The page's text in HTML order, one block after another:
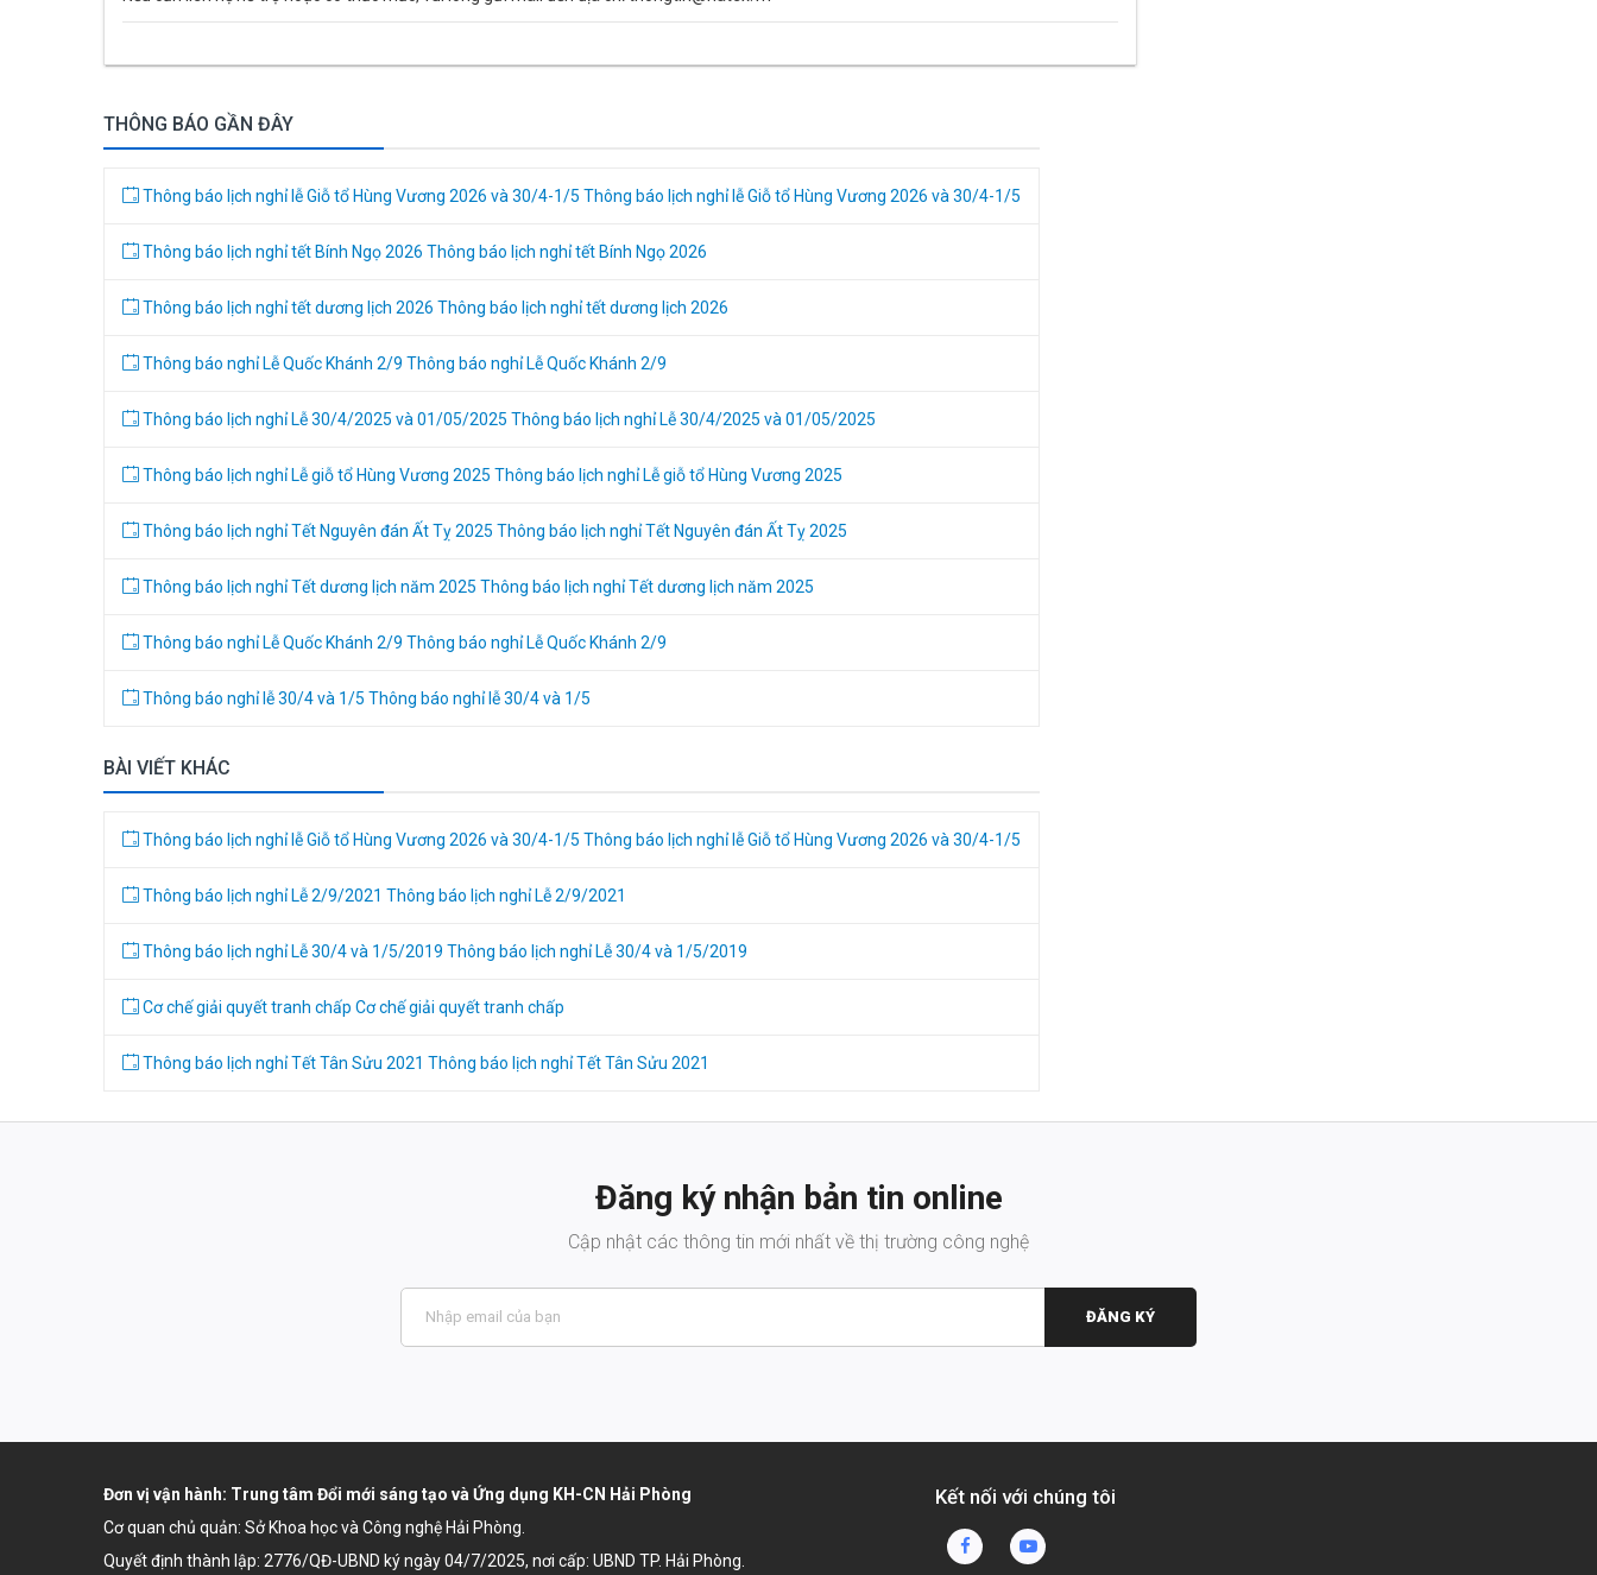
THÔNG BÁO GẦN ĐÂY
Thông báo lịch nghỉ lễ Giỗ tổ Hùng Vương 2026 và 30/4-1/5 Thông báo lịch nghỉ lễ Giỗ tổ Hùng Vương 2026 và 30/4-1/5
Thông báo lịch nghỉ tết Bính Ngọ 2026 Thông báo lịch nghỉ tết Bính Ngọ 2026
Thông báo lịch nghỉ tết dương lịch 2026 Thông báo lịch nghỉ tết dương lịch 2026
Thông báo nghỉ Lễ Quốc Khánh 2/9 Thông báo nghỉ Lễ Quốc Khánh 2/9
Thông báo lịch nghỉ Lễ 30/4/2025 và 01/05/2025 Thông báo lịch nghỉ Lễ 30/4/2025 và 01/05/2025
Thông báo lịch nghỉ Lễ giỗ tổ Hùng Vương 2025 Thông báo lịch nghỉ Lễ giỗ tổ Hùng Vương 2025
Thông báo lịch nghỉ Tết Nguyên đán Ất Tỵ 2025 Thông báo lịch nghỉ Tết Nguyên đán Ất Tỵ 2025
Thông báo lịch nghỉ Tết dương lịch năm 2025 Thông báo lịch nghỉ Tết dương lịch năm 2025
Thông báo nghỉ Lễ Quốc Khánh 2/9 Thông báo nghỉ Lễ Quốc Khánh 2/9
Thông báo nghỉ lễ 30/4 và 1/5 Thông báo nghỉ lễ 30/4 và 1/5
BÀI VIẾT KHÁC
Thông báo lịch nghỉ lễ Giỗ tổ Hùng Vương 2026 và 30/4-1/5 Thông báo lịch nghỉ lễ Giỗ tổ Hùng Vương 2026 và 30/4-1/5
Thông báo lịch nghỉ Lễ 2/9/2021 Thông báo lịch nghỉ Lễ 2/9/2021
Thông báo lịch nghỉ Lễ 30/4 và 1/5/2019 Thông báo lịch nghỉ Lễ 30/4 và 1/5/2019
Cơ chế giải quyết tranh chấp Cơ chế giải quyết tranh chấp
Thông báo lịch nghỉ Tết Tân Sửu 2021 Thông báo lịch nghỉ Tết Tân Sửu 2021
Đăng ký nhận bản tin online
Cập nhật các thông tin mới nhất về thị trường công nghệ
ĐĂNG KÝ
Đơn vị vận hành: Trung tâm Đổi mới sáng tạo và Ứng dụng KH-CN Hải Phòng
Cơ quan chủ quản: Sở Khoa học và Công nghệ Hải Phòng.
Quyết định thành lập: 2776/QĐ-UBND ký ngày 04/7/2025, nơi cấp: UBND TP. Hải Phòng.
Kết nối với chúng tôi